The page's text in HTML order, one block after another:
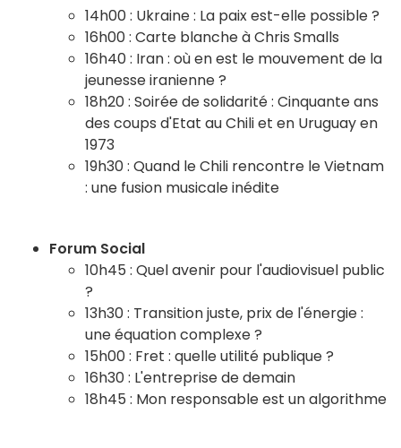
14h00 : Ukraine : La paix est-elle possible ?
16h00 : Carte blanche à Chris Smalls
16h40 : Iran : où en est le mouvement de la
jeunesse iranienne ?
18h20 : Soirée de solidarité : Cinquante ans
des coups d'Etat au Chili et en Uruguay en
1973
19h30 : Quand le Chili rencontre le Vietnam
: une fusion musicale inédite
Forum Social
10h45 : Quel avenir pour l'audiovisuel public
?
13h30 : Transition juste, prix de l'énergie :
une équation complexe ?
15h00 : Fret : quelle utilité publique ?
16h30 : L'entreprise de demain
18h45 : Mon responsable est un algorithme